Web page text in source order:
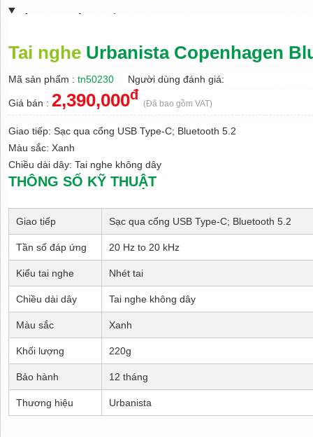
Tai ngheUrbanista Copenhagen
Mã sản phẩm : tn50230 Người dùng đánh giá:
Giá bán : 2,390,000đ
(Đã bao gồm VAT)
Giao tiếp: Sạc qua cổng USB Type-C; Bluetooth 5.2
Màu sắc: Xanh
Chiều dài dây: Tai nghe không dây
THÔNG SỐ KỸ THUẬT
Giao tiếp Sạc qua cổng USB Type-C; Bluetooth 5.2
Tần số đáp ứng 20 Hz to 20 kHz
Kiểu tai nghe Nhét tai
Chiều dài dây Tai nghe không dây
Màu sắc Xanh
Khối lượng 220g
Bảo hành 12 tháng
Thương hiệu Urbanista